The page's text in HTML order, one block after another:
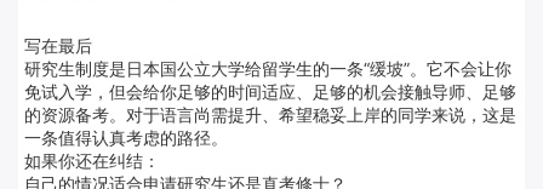
写在最后
研究生制度是日本国公立大学给留学生的一条“缓坡”。它不会让你
免试入学，但会给你足够的时间适应、足够的机会接触导师、足够
的资源备考。对于语言尚需提升、希望稳妥上岸的同学来说，这是
一条值得认真考虑的路径。
如果你还在纠结：
自己的情况适合申请研究生还是直考修士？